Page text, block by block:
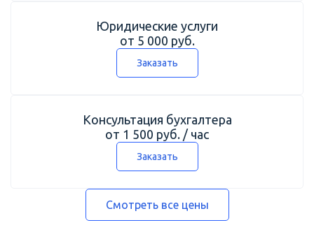
Юридические услуги
от 5 000 руб.
Заказать
Консультация бухгалтера
от 1 500 руб. / час
Заказать
Смотреть все цены